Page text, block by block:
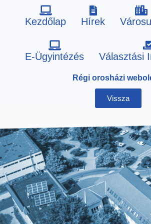
Kezdőlap Hírek
E-Ügyintézés Választási
Régi orosházi
Vissza